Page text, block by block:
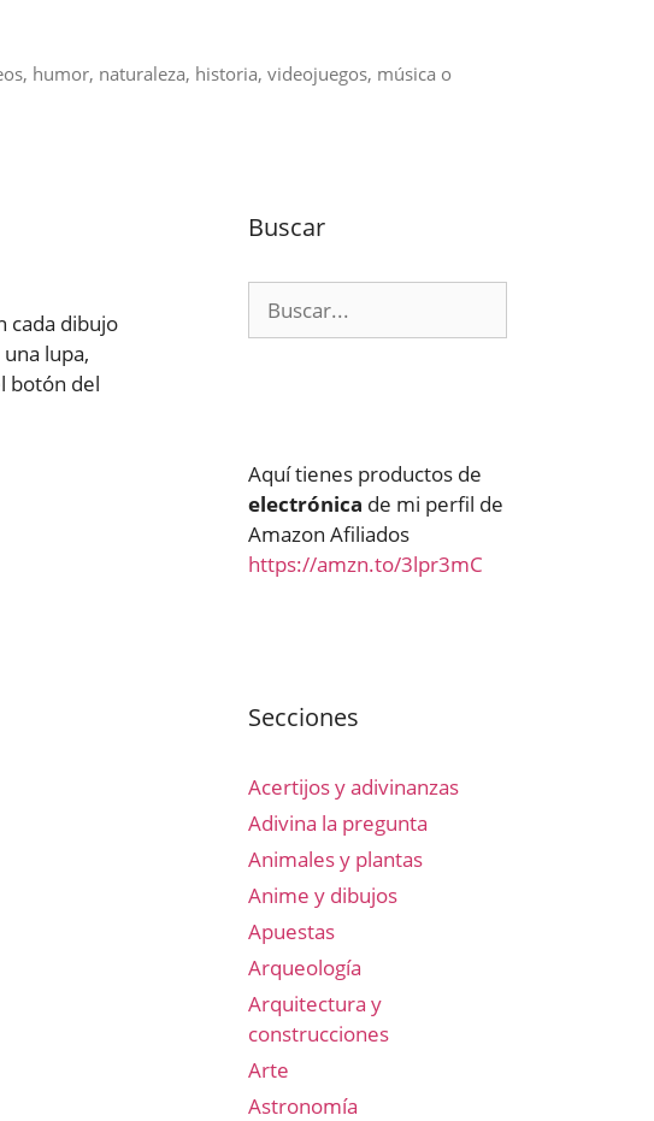
humor, naturaleza, historia, videojuegos, música o
cada dibujo
lupa,
botón del
Buscar
Aquí tienes productos de
electrónica de mi perfil de
Amazon Afiliados
https://amzn.to/3lpr3mC
Secciones
Acertijos y adivinanzas
Adivina la pregunta
Animales y plantas
Anime y dibujos
Apuestas
Arqueología
Arquitectura y
construcciones
Arte
Astronomía